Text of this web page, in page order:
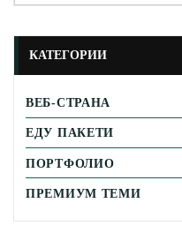
КАТЕГОРИИ
ВЕБ-СТРАНА
ЕДУ ПАКЕТИ
ПОРТФОЛИО
ПРЕМИУМ ТЕМИ